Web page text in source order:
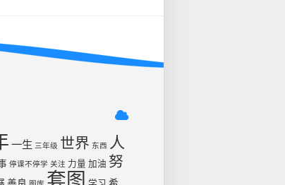
一生 三年级 世界 东西 人
停课不停学 关注 力量 加油 努
套图